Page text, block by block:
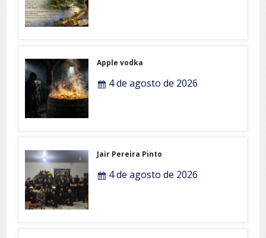
Apple vodka
4 de agosto de 2026
Jair Pereira Pinto
4 de agosto de 2026